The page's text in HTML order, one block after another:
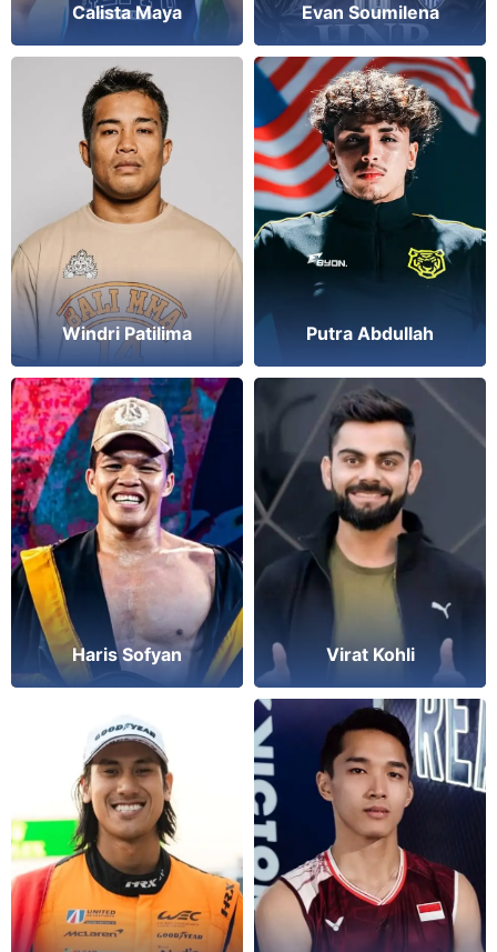
Calista Maya Evan Soumilena
Windri Patilima Putra Abdullah
Haris Sofyan Virat Kohli